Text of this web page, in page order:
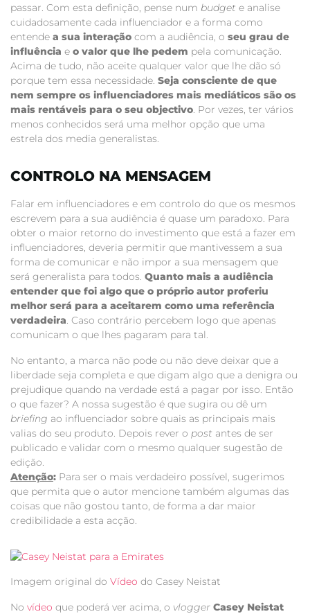
passar. Com esta definição, pense num budget e analise
cuidadosamente cada influenciador e a forma como
entende a sua interação com a audiência, o seu grau de
influência e o valor que lhe pedem pela comunicação.
Acima de tudo, não aceite qualquer valor que lhe dão só
porque tem essa necessidade. Seja consciente de que
nem sempre os influenciadores mais mediáticos são os
mais rentáveis para o seu objectivo. Por vezes, ter vários
menos conhecidos será uma melhor opção que uma
estrela dos media generalistas.
CONTROLO NA MENSAGEM
Falar em influenciadores e em controlo do que os mesmos
escrevem para a sua audiência é quase um paradoxo. Para
obter o maior retorno do investimento que está a fazer em
influenciadores, deveria permitir que mantivessem a sua
forma de comunicar e não impor a sua mensagem que
será generalista para todos. Quanto mais a audiência
entender que foi algo que o próprio autor proferiu
melhor será para a aceitarem como uma referência
verdadeira. Caso contrário percebem logo que apenas
comunicam o que lhes pagaram para tal.
No entanto, a marca não pode ou não deve deixar que a
liberdade seja completa e que digam algo que a denigra ou
prejudique quando na verdade está a pagar por isso. Então
o que fazer? A nossa sugestão é que sugira ou dê um
briefing ao influenciador sobre quais as principais mais
valias do seu produto. Depois rever o post antes de ser
publicado e validar com o mesmo qualquer sugestão de
edição.
Atenção: Para ser o mais verdadeiro possível, sugerimos
que permita que o autor mencione também algumas das
coisas que não gostou tanto, de forma a dar maior
credibilidade a esta acção.
Imagem original do Vídeo do Casey Neistat
No vídeo que poderá ver acima, o vlogger Casey Neistat